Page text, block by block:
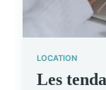
LOCATION
Les